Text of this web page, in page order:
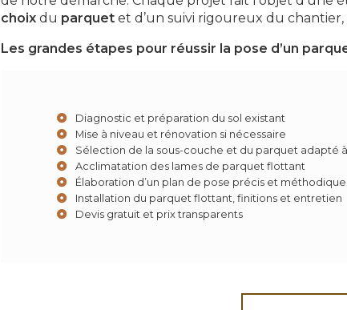
choix du parquet et d’un suivi rigoureux du chantier,
Les grandes étapes pour réussir la pose d’un
Diagnostic et préparation du sol existant
Mise à niveau et rénovation si nécessaire
Sélection de la sous-couche et du parquet adapté à
Acclimatation des lames de parquet flottant
Élaboration d’un plan de pose précis et méthodique
Installation du parquet flottant, finitions et entretien
Devis gratuit et prix transparents